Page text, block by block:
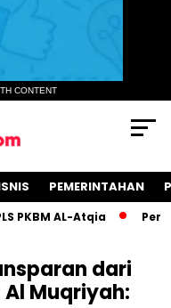
CONTENT
PEMERINTAHAN
AL-Atqia Perluas
dari
Muqriyah: